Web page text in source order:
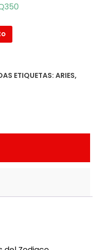
ETIQUETAS: ARIES,